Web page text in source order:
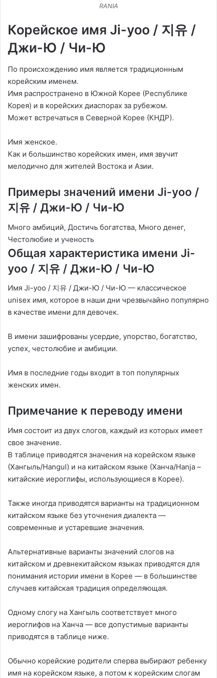
RANIA
Корейское имя Ji-yoo / 지유 /
Джи-Ю / Чи-Ю
По происхождению имя является традиционным
корейским именем.
Имя распространено в Южной Корее (Республике
Корея) и в корейских диаспорах за рубежом.
Может встречаться в Северной Корее (КНДР).
Имя женское.
Как и большинство корейских имен, имя звучит
мелодично для жителей Востока и Азии.
Примеры значений имени Ji-yoo /
지유 / Джи-Ю / Чи-Ю
Много амбиций, Достичь богатства, Много денег,
Честолюбие и ученость
Общая характеристика имени Ji-
yoo / 지유 / Джи-Ю / Чи-Ю
Имя Ji-yoo / 지유 / Джи-Ю / Чи-Ю — классическое
unisex имя, которое в наши дни чрезвычайно популярно
в качестве имени для девочек.
В имени зашифрованы усердие, упорство, богатство,
успех, честолюбие и амбиции.
Имя в последние годы входит в топ популярных
женских имен.
Примечание к переводу имени
Имя состоит из двух слогов, каждый из которых имеет
свое значение.
В таблице приводятся значения на корейском языке
(Хангыль/Hangul) и на китайском языке (Ханча/Hanja –
китайские иероглифы, использующиеся в Корее).
Также иногда приводятся варианты на традиционном
китайском языке без уточнения диалекта —
современные и устаревшие значения.
Альтернативные варианты значений слогов на
китайском и древнекитайском языках приводятся для
понимания истории имени в Корее — в большинстве
случаев китайская традиция определяющая.
Одному слогу на Хангыль соответствует много
иероглифов на Ханча — все допустимые варианты
приводятся в таблице ниже.
Обычно корейские родители сперва выбирают ребенку
имя на корейском языке, а потом к корейским слогам